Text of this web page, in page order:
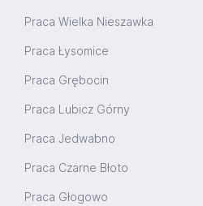
Praca Wielka Nieszawka
Praca Łysomice
Praca Grębocin
Praca Lubicz Górny
Praca Jedwabno
Praca Czarne Błoto
Praca Głogowo